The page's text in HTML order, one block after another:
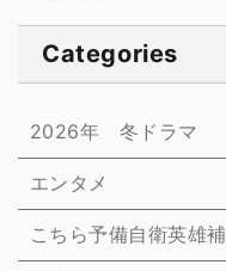
Categories
2026年 冬ドラマ
エンタメ
こちら予備自衛英雄補